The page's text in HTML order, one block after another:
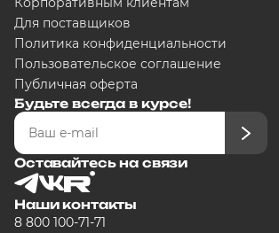
Для поставщиков
Политика конфиденциальности
Пользовательское соглашение
Публичная оферта
Будьте всегда в курсе!
Оставайтесь на связи
Наши контакты
8 800 100-71-71